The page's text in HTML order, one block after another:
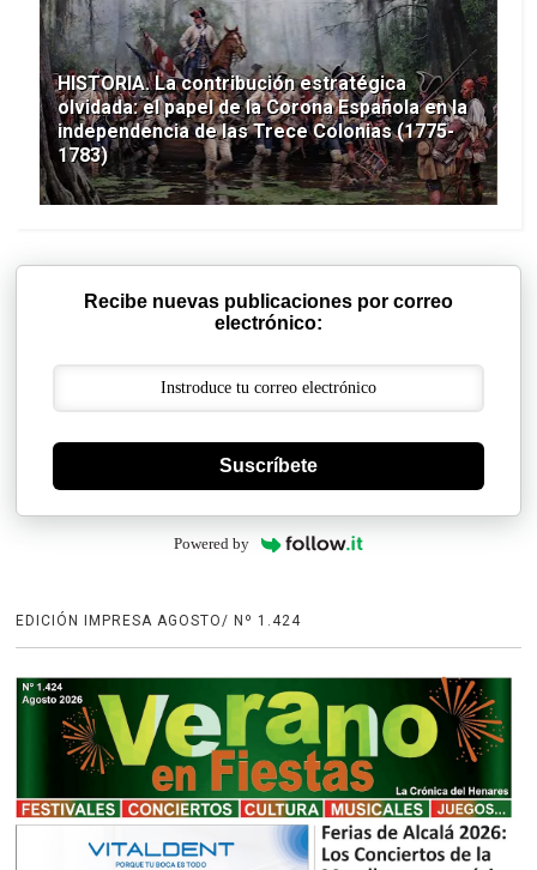
HISTORIA. La contribución estratégica
olvidada: el papel de la Corona Española en la
independencia de las Trece Colonias (1775-
1783)
Recibe nuevas publicaciones por correo
electrónico:
Suscríbete
Powered by
EDICIÓN IMPRESA AGOSTO/ Nº 1.424